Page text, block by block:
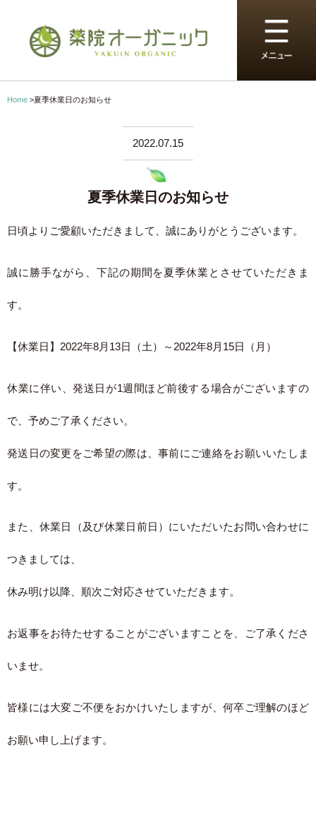
Home >夏季休業日のお知らせ
2022.07.15
夏季休業日のお知らせ
日頃よりご愛顧いただきまして、誠にありがとうございます。
誠に勝手ながら、下記の期間を夏季休業とさせていただきま
す。
【休業日】2022年8月13日（土）～2022年8月15日（月）
休業に伴い、発送日が1週間ほど前後する場合がございますの
で、予めご了承ください。
発送日の変更をご希望の際は、事前にご連絡をお願いいたしま
す。
また、休業日（及び休業日前日）にいただいたお問い合わせに
つきましては、
休み明け以降、順次ご対応させていただきます。
お返事をお待たせすることがございますことを、ご了承くださ
いませ。
皆様には大変ご不便をおかけいたしますが、何卒ご理解のほど
お願い申し上げます。